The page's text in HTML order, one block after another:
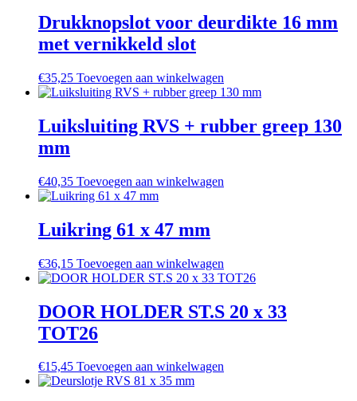
Drukknopslot voor deurdikte 16 mm
met vernikkeld slot
€35,25 Toevoegen aan winkelwagen
Luiksluiting RVS + rubber greep 130
mm
€40,35 Toevoegen aan winkelwagen
Luikring 61 x 47 mm
€36,15 Toevoegen aan winkelwagen
DOOR HOLDER ST.S 20 x 33
TOT26
€15,45 Toevoegen aan winkelwagen